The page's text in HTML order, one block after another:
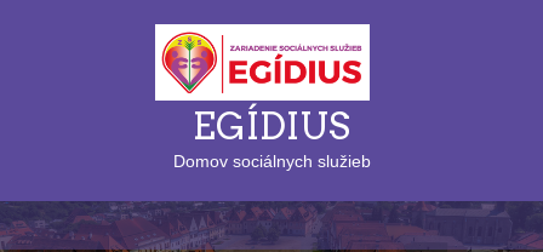
EGÍDIUS
Domov sociálnych služieb